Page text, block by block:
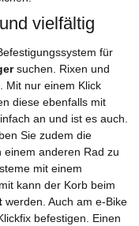
vielfältig
für
suchen. Rixen und
Mit nur einem Klick
diese ebenfalls mit
an und ist es auch.
Sie zudem die
einem anderen Rad zu
mit einem
kann der Korb beim
werden. Auch am e-Bike
befestigen. Einen